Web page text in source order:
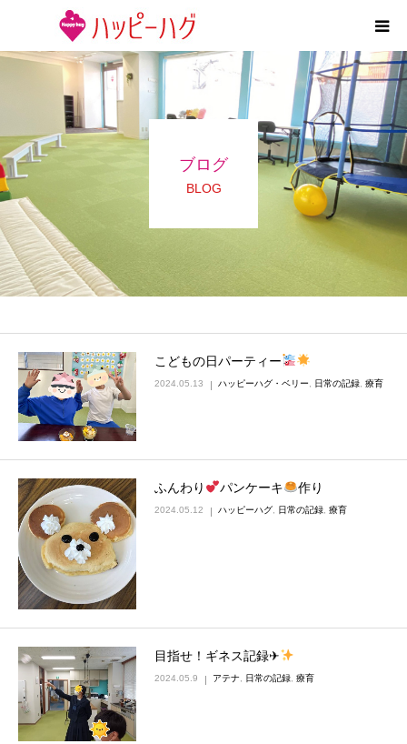
ブログ
BLOG
こどもの日パーティー
2024.05.13 ハッピーハグ・ベリー 日常の記録 療育
ふんわり パンケーキ 作り
2024.05.12 ハッピーハグ 日常の記録 療育
目指せ！ギネス記録✈
2024.05.9 アテナ 日常の記録 療育
2つの特徴
5領域支援とお約束
施設紹介
求人情報
運営会社